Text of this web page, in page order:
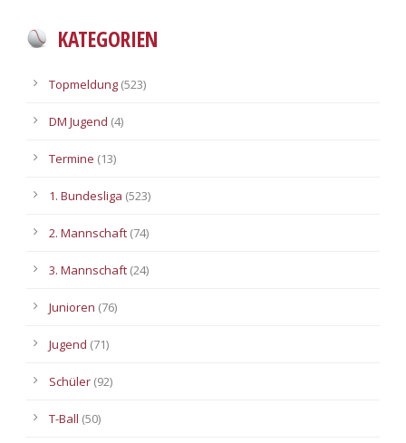
KATEGORIEN
Topmeldung (523)
DM Jugend (4)
Termine (13)
1. Bundesliga (523)
2. Mannschaft (74)
3. Mannschaft (24)
Junioren (76)
Jugend (71)
Schüler (92)
T-Ball (50)